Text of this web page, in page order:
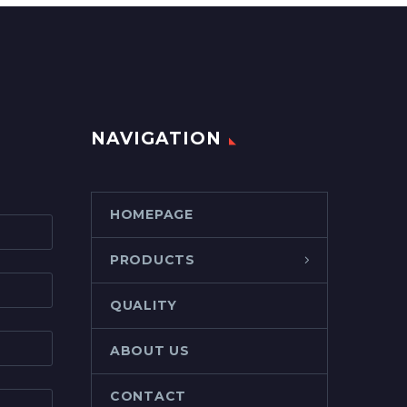
NAVIGATION
HOMEPAGE
PRODUCTS
QUALITY
ABOUT US
CONTACT